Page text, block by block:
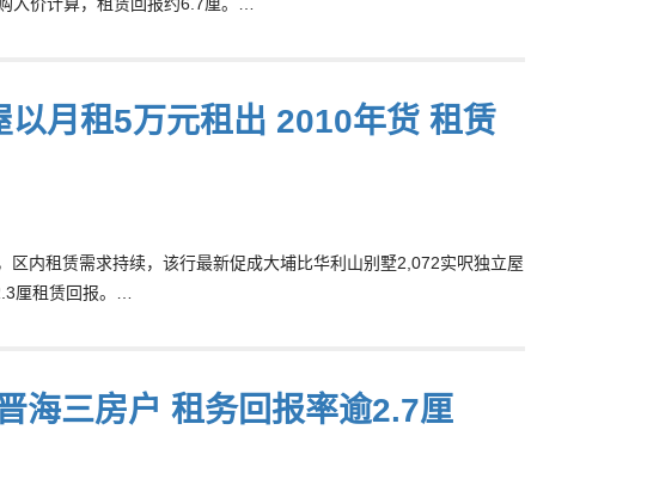
入价计算，租赁回报约6.7厘。…
月租5万元租出 2010年货 租赁
内租赁需求持续，该行最新促成大埔比华利山别墅2,072实呎独立屋
厘租赁回报。…
海三房户 租务回报率逾2.7厘